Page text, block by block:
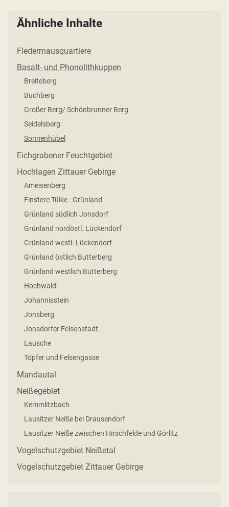
Ähnliche Inhalte
Fledermausquartiere
Basalt- und Phonolithkuppen
Breiteberg
Buchberg
Großer Berg/ Schönbrunner Berg
Seidelsberg
Sonnenhübel
Eichgrabener Feuchtgebiet
Hochlagen Zittauer Gebirge
Ameisenberg
Finstere Tülke - Grünland
Grünland südlich Jonsdorf
Grünland nordöstl. Lückendorf
Grünland westl. Lückendorf
Grünland östlich Butterberg
Grünland westlich Butterberg
Hochwald
Johannisstein
Jonsberg
Jonsdorfer Felsenstadt
Lausche
Töpfer und Felsengasse
Mandautal
Neißegebiet
Kemmlitzbach
Lausitzer Neiße bei Drausendorf
Lausitzer Neiße zwischen Hirschfelde und Görlitz
Vogelschutzgebiet Neißetal
Vogelschutzgebiet Zittauer Gebirge